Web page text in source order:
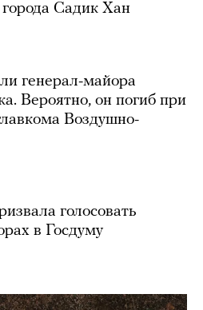
Садик Хан
генерал-майора
Вероятно, он погиб при
Воздушно-
голосовать
в Госдуму